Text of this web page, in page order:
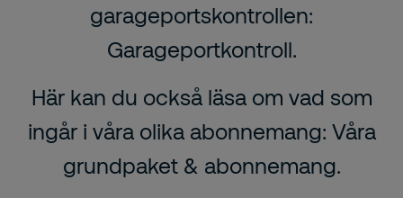
garageportskontrollen:
Garageportkontroll.
Här kan du också läsa om vad som
ingår i våra olika abonnemang: Våra
grundpaket & abonnemang.